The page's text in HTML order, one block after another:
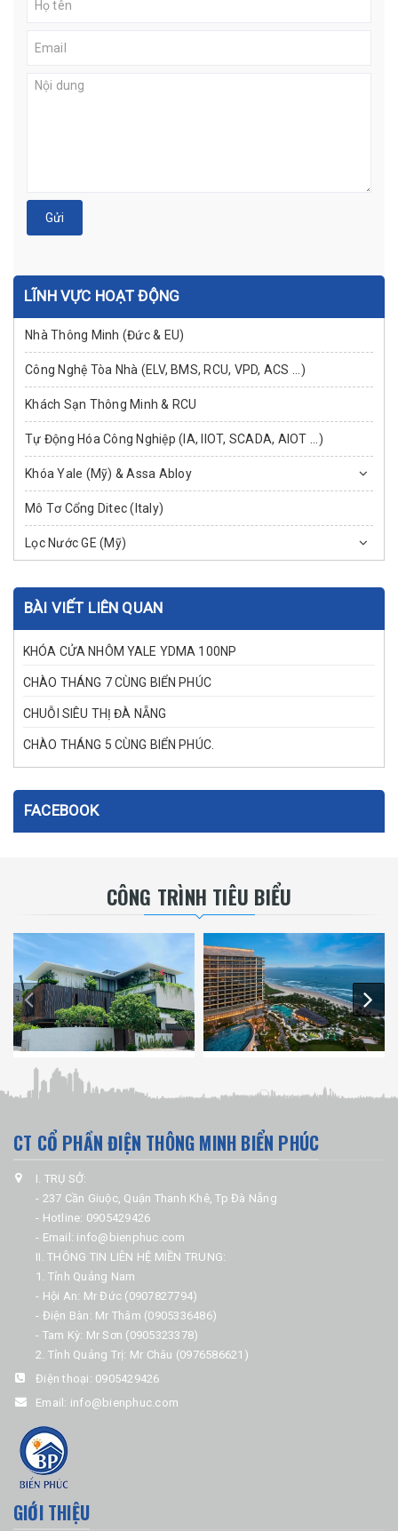
Gửi
LĨNH VỰC HOẠT ĐỘNG
Nhà Thông Minh (Đức & EU)
Công Nghệ Tòa Nhà (ELV, BMS, RCU, VPD, ACS ...)
Khách Sạn Thông Minh & RCU
Tự Động Hóa Công Nghiệp (IA, IIOT, SCADA, AIOT ...)
Khóa Yale (Mỹ) & Assa Abloy
Mô Tơ Cổng Ditec (Italy)
Lọc Nước GE (Mỹ)
BÀI VIẾT LIÊN QUAN
KHÓA CỬA NHÔM YALE YDMA 100NP
CHÀO THÁNG 7 CÙNG BIỂN PHÚC
CHUỖI SIÊU THỊ ĐÀ NẴNG
CHÀO THÁNG 5 CÙNG BIỂN PHÚC.
FACEBOOK
CÔNG TRÌNH TIÊU BIỂU
CT CỔ PHẦN ĐIỆN THÔNG MINH BIỂN PHÚC
I. TRỤ SỞ:
- 237 Cần Giuộc, Quận Thanh Khê, Tp Đà Nẵng
- Hotline: 0905429426
- Email: info@bienphuc.com
II. THÔNG TIN LIÊN HỆ MIỀN TRUNG:
1. Tỉnh Quảng Nam
- Hội An: Mr Đức (0907827794)
- Điện Bàn: Mr Thâm (0905336486)
- Tam Kỳ: Mr Sơn (0905323378)
2. Tỉnh Quảng Trị: Mr Châu (0976586621)
Điện thoại: 0905429426
Email: info@bienphuc.com
GIỚI THIỆU